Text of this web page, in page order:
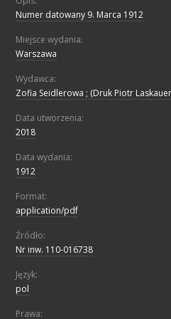
Numer datowany 9. Marca 1912
Miejsce wydania:
Warszawa
Wydawca:
Zofia Seidlerowa ; (Druk Piotr
Data utworzenia:
2018
Data wydania:
1912
Format:
application/pdf
Źródło:
Nr inw. 110-016738
Język:
pol
Prawa: